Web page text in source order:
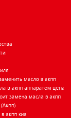
масло в акпп
в акпп аппаратом цена
замена масла в акпп
акпп киа